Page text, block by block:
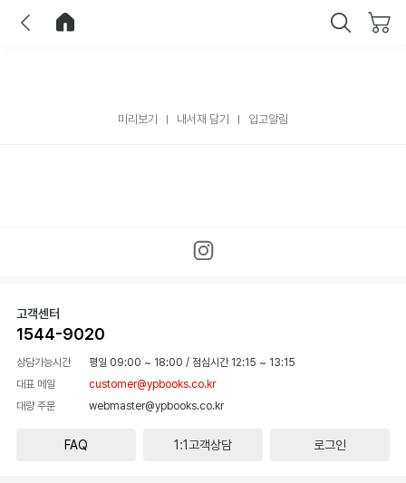
미리보기 내서재 담기 입고알림
고객센터
1544-9020
상담가능시간 평일 09:00 ~ 18:00 / 점심시간 12:15 ~ 13:15
대표 메일
customer@ypbooks.co.kr
대량 주문
webmaster@ypbooks.co.kr
FAQ 1:1고객상담 로그인